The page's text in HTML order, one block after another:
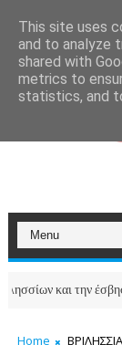
και την έσβησαν,
Home ΒΡΙΛΗΣΣΙΑ
This site uses
and to analyze
shared with
metrics to
statistics, and